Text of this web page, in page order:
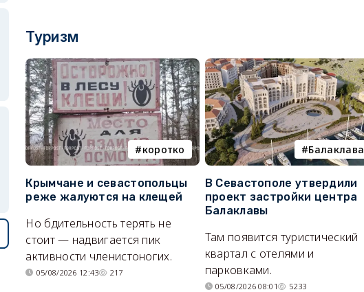
Туризм
коротко
Крымчане и севастопольцы
реже жалуются на клещей
Но бдительность терять не
стоит — надвигается пик
активности членистоногих.
05/08/2026 12:43 217
Балаклава
В Севастополе утвердили
проект застройки центра
Балаклавы
Там появится туристический
квартал с отелями и
парковками.
05/08/2026 08:01 5233